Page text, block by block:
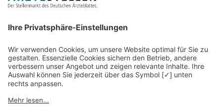
Kontakt
Datenschutz
Newsletter